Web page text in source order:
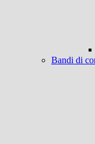
Bandi di